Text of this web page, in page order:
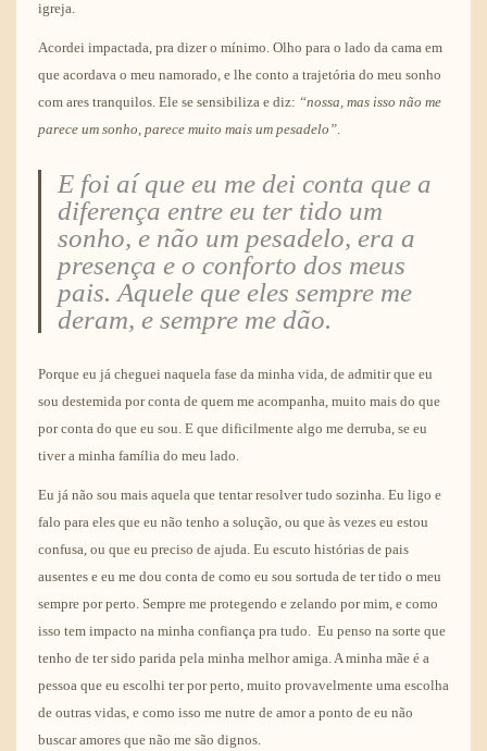
igreja.
Acordei impactada, pra dizer o mínimo. Olho para o lado da cama em
que acordava o meu namorado, e lhe conto a trajetória do meu sonho
com ares tranquilos. Ele se sensibiliza e diz: “nossa, mas isso não me
parece um sonho, parece muito mais um pesadelo”.
E foi aí que eu me dei conta que a
diferença entre eu ter tido um
sonho, e não um pesadelo, era a
presença e o conforto dos meus
pais. Aquele que eles sempre me
deram, e sempre me dão.
Porque eu já cheguei naquela fase da minha vida, de admitir que eu
sou destemida por conta de quem me acompanha, muito mais do que
por conta do que eu sou. E que dificilmente algo me derruba, se eu
tiver a minha família do meu lado.
Eu já não sou mais aquela que tentar resolver tudo sozinha. Eu ligo e
falo para eles que eu não tenho a solução, ou que às vezes eu estou
confusa, ou que eu preciso de ajuda. Eu escuto histórias de pais
ausentes e eu me dou conta de como eu sou sortuda de ter tido o meu
sempre por perto. Sempre me protegendo e zelando por mim, e como
isso tem impacto na minha confiança pra tudo. Eu penso na sorte que
tenho de ter sido parida pela minha melhor amiga. A minha mãe é a
pessoa que eu escolhi ter por perto, muito provavelmente uma escolha
de outras vidas, e como isso me nutre de amor a ponto de eu não
buscar amores que não me são dignos.